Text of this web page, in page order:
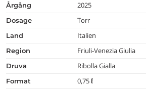
årgång 2025
dosage Torr
land Italien
region Friuli-Venezia Giulia
druva Ribolla Gialla
format 0,75 ℓ